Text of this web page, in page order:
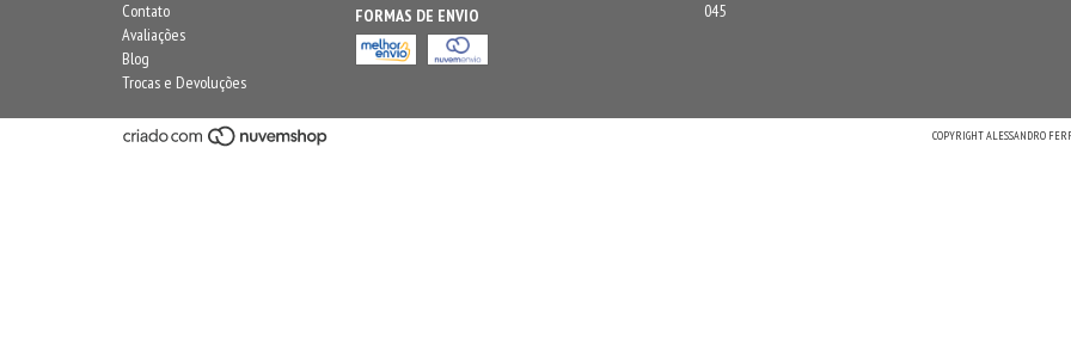
Contato
Avaliações
Blog
Trocas e Devoluções
FORMAS DE ENVIO
045
COPYRIGHT ALESSANDRO